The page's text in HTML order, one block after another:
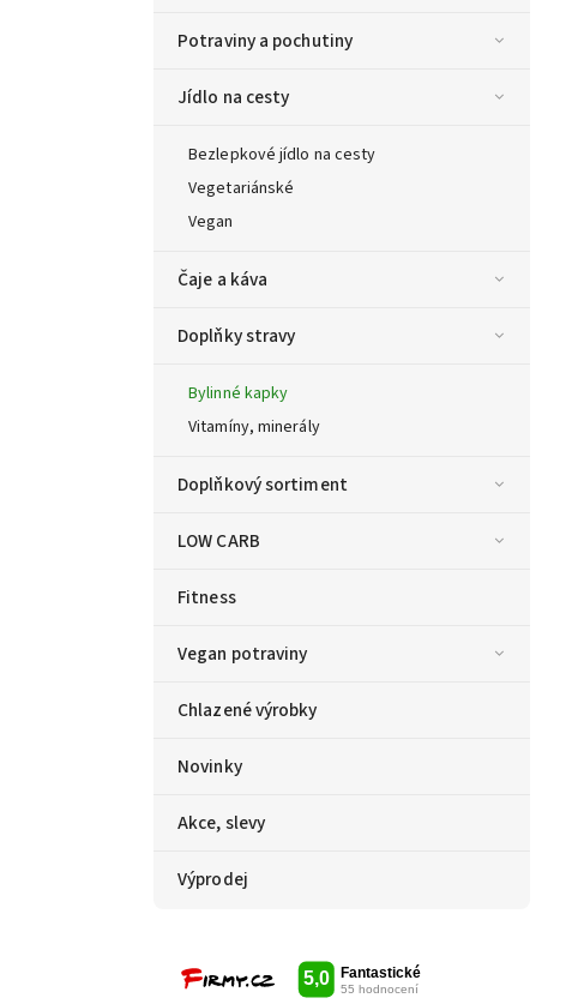
Potraviny a pochutiny
Jídlo na cesty
Bezlepkové jídlo na cesty
Vegetariánské
Vegan
Čaje a káva
Doplňky stravy
Bylinné kapky
Vitamíny, minerály
Doplňkový sortiment
LOW CARB
Fitness
Vegan potraviny
Chlazené výrobky
Novinky
Akce, slevy
Výprodej